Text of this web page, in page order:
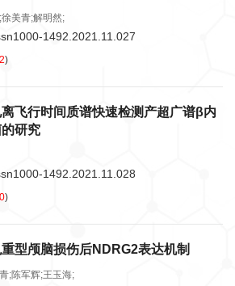
美青;解明然;
1492.2021.11.027
)
飞行时间质谱快速检测产超广谱β内
研究
1492.2021.11.028
)
型颅脑损伤后NDRG2表达机制
;陈军辉;王玉海;